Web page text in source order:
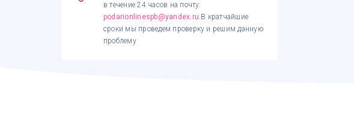
в течение 24 часов на почту:
podarionlinespb@yandex.ru.В кратчайшие
сроки мы проведем проверку и решим данную
проблему